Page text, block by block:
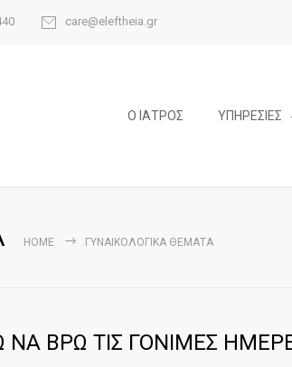
care@eleftheia.gr
Ο ΙΑΤΡΟΣ ΥΠΗΡΕΣΙΕΣ
HOME ΓΥΝΑΙΚΟΛΟΓΙΚΑ ΘΕΜΑΤΑ
ΒΡΩ ΤΙΣ ΓΟΝΙΜΕΣ